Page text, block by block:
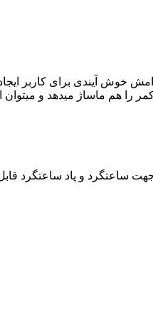
خوش آیندی برای کاربر
هم ماساژ میدهد و میتوان